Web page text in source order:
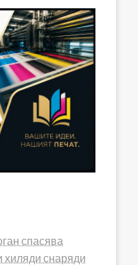
спасява
хиляди снаряди